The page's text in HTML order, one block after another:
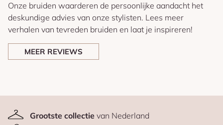
Onze bruiden waarderen de persoonlijke aandacht het
deskundige advies van onze stylisten. Lees meer
verhalen van tevreden bruiden en laat je inspireren!
MEER REVIEWS
Grootste collectievan Nederland